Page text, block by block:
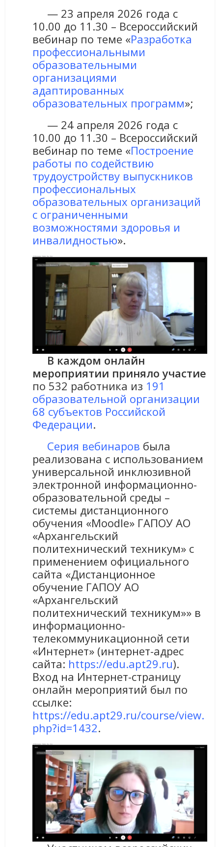
— 23 апреля 2026 года с
10.00 до 11.30 – Всероссийский
вебинар по теме «Разработка
профессиональными
образовательными
организациями
адаптированных
образовательных программ»;
— 24 апреля 2026 года с
10.00 до 11.30 – Всероссийский
вебинар по теме «Построение
работы по содействию
трудоустройству выпускников
профессиональных
образовательных организаций
с ограниченными
возможностями здоровья и
инвалидностью».
В каждом онлайн
мероприятии приняло участие
по 532 работника из 191
образовательной организации
68 субъектов Российской
Федерации.
Серия вебинаров была
реализована с использованием
универсальной инклюзивной
электронной информационно-
образовательной среды –
системы дистанционного
обучения «Moodle» ГАПОУ АО
«Архангельский
политехнический техникум» с
применением официального
сайта «Дистанционное
обучение ГАПОУ АО
«Архангельский
политехнический техникум»» в
информационно-
телекоммуникационной сети
«Интернет» (интернет-адрес
сайта: https://edu.apt29.ru).
Вход на Интернет-страницу
онлайн мероприятий был по
ссылке:
https://edu.apt29.ru/course/view.
php?id=1432.